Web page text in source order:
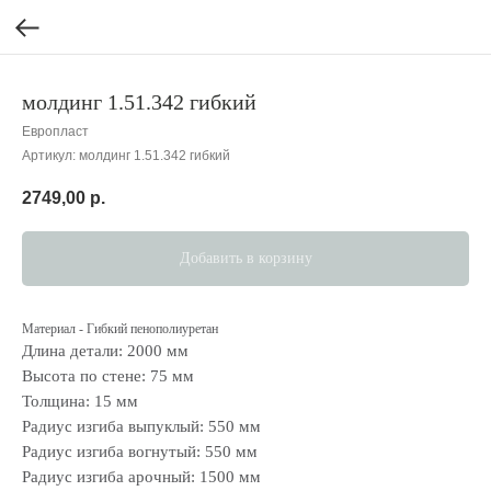
молдинг 1.51.342 гибкий
Европласт
Артикул: молдинг 1.51.342 гибкий
2749,00 р.
Добавить в корзину
Материал - Гибкий пенополиуретан
Длина детали: 2000 мм
Высота по стене: 75 мм
Толщина: 15 мм
Радиус изгиба выпуклый: 550 мм
Радиус изгиба вогнутый: 550 мм
Радиус изгиба арочный: 1500 мм